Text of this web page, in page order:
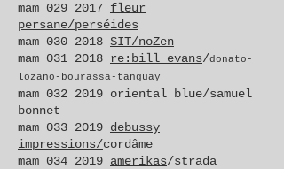
mam 029 2017 fleur
persane/perséides
mam 030 2018 SIT/noZen
mam 031 2018 re:bill evans/donato-
lozano-bourassa-tanguay
mam 032 2019 oriental blue/samuel
bonnet
mam 033 2019 debussy
impressions/cordâme
mam 034 2019 amerikas/strada